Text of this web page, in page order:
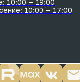
10:00 — 19:00
10:00 — 17:00